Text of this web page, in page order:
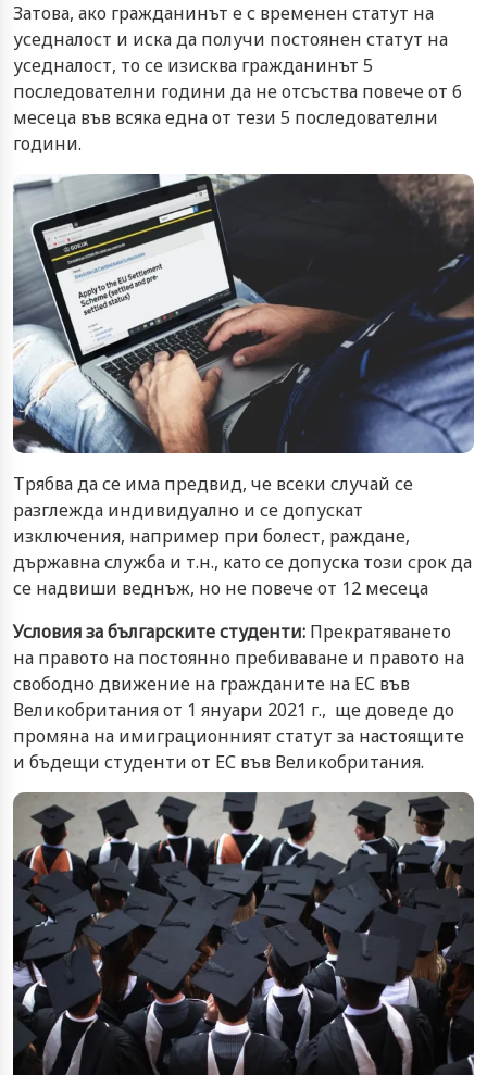
Затова, ако гражданинът е с временен статут на
уседналост и иска да получи постоянен статут на
уседналост, то се изисква гражданинът 5
последователни години да не отсъства повече от 6
месеца във всяка една от тези 5 последователни
години.
Трябва да се има предвид, че всеки случай се
разглежда индивидуално и се допускат
изключения, например при болест, раждане,
държавна служба и т.н., като се допуска този срок да
се надвиши веднъж, но не повече от 12 месеца
Условия за българските студенти: Прекратяването
на правото на постоянно пребиваване и правото на
свободно движение на гражданите на ЕС във
Великобритания от 1 януари 2021 г., ще доведе до
промяна на имиграционният статут за настоящите
и бъдещи студенти от ЕС във Великобритания.